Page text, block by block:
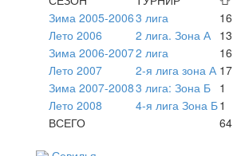
Зима 2005-20063 лига 16
Лето 2006
2 лига. Зона А 13
Зима 2006-20072 лига 16
Лето 2007
2-я лига зона А 17
Зима 2007-20083 лига: Зона Б 1
Лето 2008
4-я лига Зона Б1
ВСЕГО
64